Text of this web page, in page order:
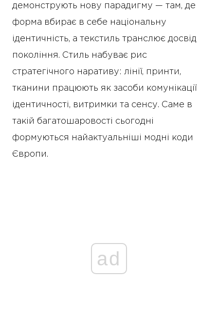
демонструють нову парадигму — там, де
форма вбирає в себе національну
ідентичність, а текстиль транслює досвід
покоління. Стиль набуває рис
стратегічного наративу: лінії, принти,
тканини працюють як засоби комунікації
ідентичності, витримки та сенсу. Саме в
такій багатошаровості сьогодні
формуються найактуальніші модні коди
Європи.
ad